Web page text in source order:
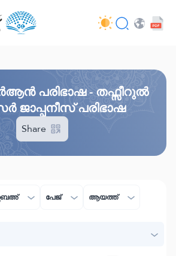
സൂചിക
സേവനങ്ങൾ - API
ബന്ധപ്പെടുക
പരിഭാഷ - തഫ്സീറുൽ
ജാപ്പനീസ് പരിഭാഷ
Share
പേജ് ആയത്ത്